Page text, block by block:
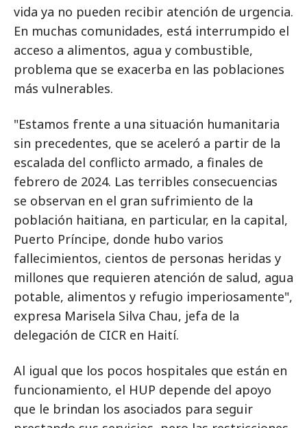
vida ya no pueden recibir atención de urgencia.
En muchas comunidades, está interrumpido el
acceso a alimentos, agua y combustible,
problema que se exacerba en las poblaciones
más vulnerables.
"Estamos frente a una situación humanitaria
sin precedentes, que se aceleró a partir de la
escalada del conflicto armado, a finales de
febrero de 2024. Las terribles consecuencias
se observan en el gran sufrimiento de la
población haitiana, en particular, en la capital,
Puerto Príncipe, donde hubo varios
fallecimientos, cientos de personas heridas y
millones que requieren atención de salud, agua
potable, alimentos y refugio imperiosamente",
expresa Marisela Silva Chau, jefa de la
delegación de CICR en Haití.
Al igual que los pocos hospitales que están en
funcionamiento, el HUP depende del apoyo
que le brindan los asociados para seguir